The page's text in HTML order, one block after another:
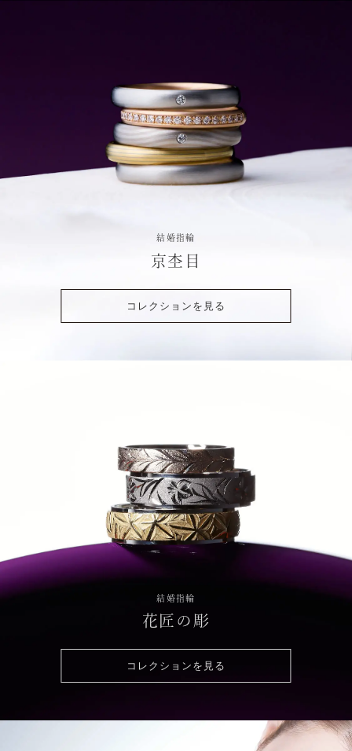
結婚指輪
京杢目
コレクションを見る
結婚指輪
花匠の彫
コレクションを見る